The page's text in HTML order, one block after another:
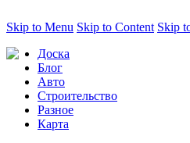
Skip to Menu Skip to Content Skip
Доска
Блог
Авто
Строительство
Разное
Карта